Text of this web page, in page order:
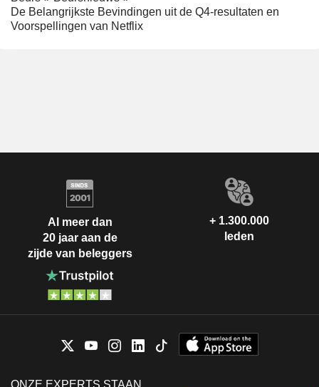
De Belangrijkste Bevindingen uit de Q4-resultaten en
Voorspellingen van Netflix
Al meer dan
20 jaar aan de
zijde van beleggers
+ 1.300.000
leden